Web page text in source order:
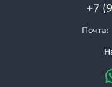
+7
Почта: